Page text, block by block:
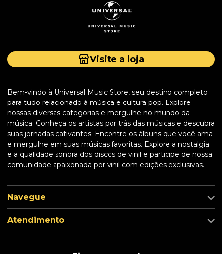
Visite a loja
Bem-vindo à Universal Music Store, seu destino completo
para tudo relacionado à música e cultura pop. Explore
nossas diversas categorias e mergulhe no mundo da
música. Conheça os artistas por trás das músicas e descubra
suas jornadas cativantes. Encontre os álbuns que você ama
e mergulhe em suas músicas favoritas. Explore a nostalgia
e a qualidade sonora dos discos de vinil e participe de nossa
comunidade apaixonada por vinil com edições exclusivas.
Navegue
Atendimento